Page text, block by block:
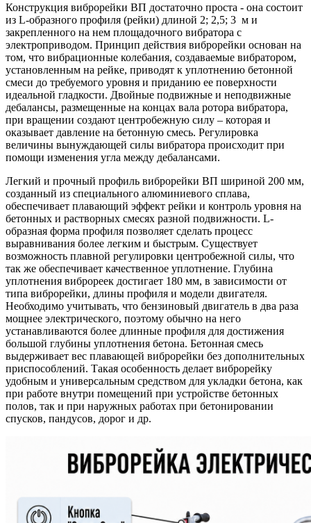
Конструкция виброрейки ВП достаточно проста - она состоит
из L-образного профиля (рейки) длиной 2; 2,5; 3 м и
закрепленного на нем площадочного вибратора с
электроприводом. Принцип действия виброрейки основан на
том, что вибрационные колебания, создаваемые вибратором,
установленным на рейке, приводят к уплотнению бетонной
смеси до требуемого уровня и приданию ее поверхности
идеальной гладкости. Двойные подвижные и неподвижные
дебалансы, размещенные на концах вала ротора вибратора,
при вращении создают центробежную силу – которая и
оказывает давление на бетонную смесь. Регулировка
величины вынуждающей силы вибратора происходит при
помощи изменения угла между дебалансами.
Легкий и прочный профиль виброрейки ВП шириной 200 мм,
созданный из специального алюминиевого сплава,
обеспечивает плавающий эффект рейки и контроль уровня на
бетонных и растворных смесях разной подвижности. L-
образная форма профиля позволяет сделать процесс
выравнивания более легким и быстрым. Существует
возможность плавной регулировки центробежной силы, что
так же обеспечивает качественное уплотнение. Глубина
уплотнения виброреек достигает 180 мм, в зависимости от
типа виброрейки, длины профиля и модели двигателя.
Необходимо учитывать, что бензиновый двигатель в два раза
мощнее электрического, поэтому обычно на него
устанавливаются более длинные профиля для достижения
большой глубины уплотнения бетона. Бетонная смесь
выдерживает вес плавающей виброрейки без дополнительных
приспособлений. Такая особенность делает виброрейку
удобным и универсальным средством для укладки бетона, как
при работе внутри помещений при устройстве бетонных
полов, так и при наружных работах при бетонировании
спусков, пандусов, дорог и др.